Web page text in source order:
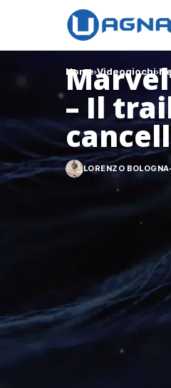
Home Videogiochi
– Il
LORENZO BOLOGNA